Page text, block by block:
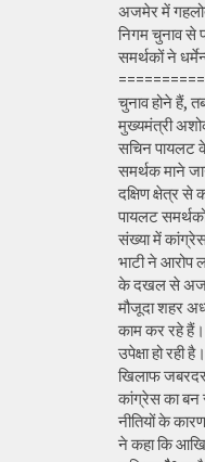
अजमेर में
निगम चुनाव से
समर्थकों ने
चुनाव होने हैं,
मुख्यमंत्री
सचिन पायलट
समर्थक माने
दक्षिण क्षेत्र
पायलट
संख्या में
भाटी ने आरोप
के दखल से
मौजूदा शहर
काम कर रहे हैं।
उपेक्षा हो
खिलाफ
कांग्रेस का बन
नीतियों के
ने कहा कि